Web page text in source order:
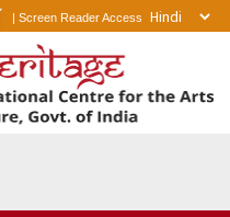
| Screen Reader Access